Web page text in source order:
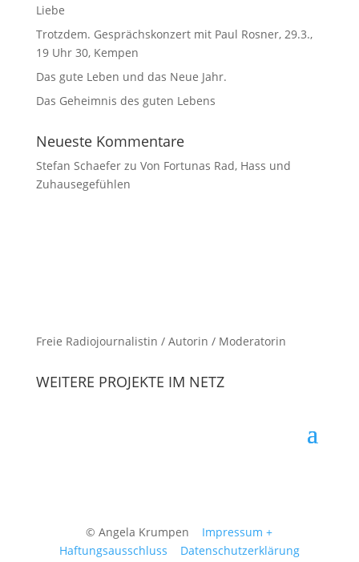
Liebe
Trotzdem. Gesprächskonzert mit Paul Rosner, 29.3.,
19 Uhr 30, Kempen
Das gute Leben und das Neue Jahr.
Das Geheimnis des guten Lebens
Neueste Kommentare
Stefan Schaeferzu Von Fortunas Rad, Hass und
Zuhausegefühlen
Freie Radiojournalistin / Autorin / Moderatorin
WEITERE PROJEKTE IM NETZ
© Angela Krumpen Impressum +
Haftungsausschluss
Datenschutzerklärung